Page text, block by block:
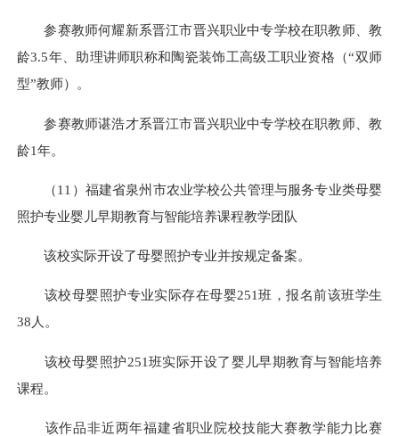
参赛教师何耀新系晋江市晋兴职业中专学校在职教师、教
龄3.5年、助理讲师职称和陶瓷装饰工高级工职业资格（“双师
型”教师）。
参赛教师谌浩才系晋江市晋兴职业中专学校在职教师、教
龄1年。
（11）福建省泉州市农业学校公共管理与服务专业类母婴
照护专业婴儿早期教育与智能培养课程教学团队
该校实际开设了母婴照护专业并按规定备案。
该校母婴照护专业实际存在母婴251班，报名前该班学生
38人。
该校母婴照护251班实际开设了婴儿早期教育与智能培养
课程。
该作品非近两年福建省职业院校技能大赛教学能力比赛